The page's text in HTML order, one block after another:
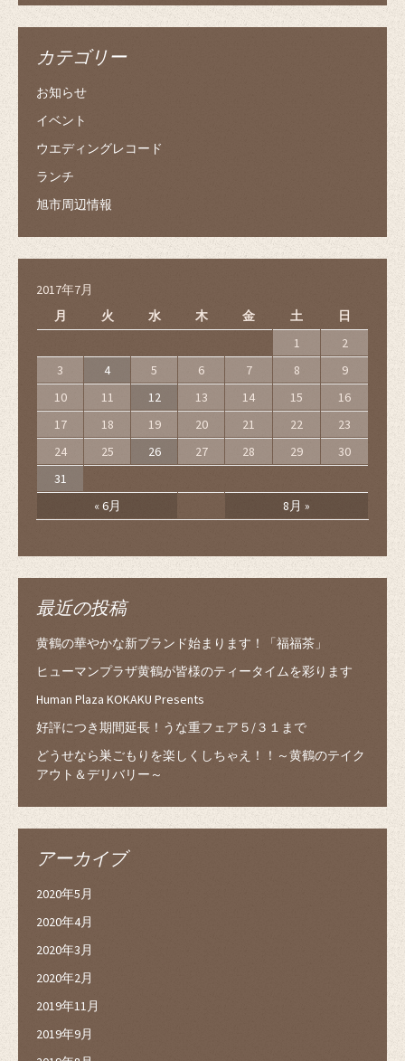
カテゴリー
お知らせ
イベント
ウエディングレコード
ランチ
旭市周辺情報
2017年7月
月
火 水 木 金 土 日
« 6月 8月 »
1
2
3
4 5 6 7 8
9
10
11 12 13 14 15
16
17
18 19 20 21 22
23
24
25 26 27 28 29
30
31
最近の投稿
黄鶴の華やかな新ブランド始まります！「福福茶」
ヒューマンプラザ黄鶴が皆様のティータイムを彩ります
Human Plaza KOKAKU Presents
好評につき期間延長！うな重フェア５/３１まで
どうせなら巣ごもりを楽しくしちゃえ！！～黄鶴のテイク
アウト＆デリバリー～
アーカイブ
2020年5月
2020年4月
2020年3月
2020年2月
2019年11月
2019年9月